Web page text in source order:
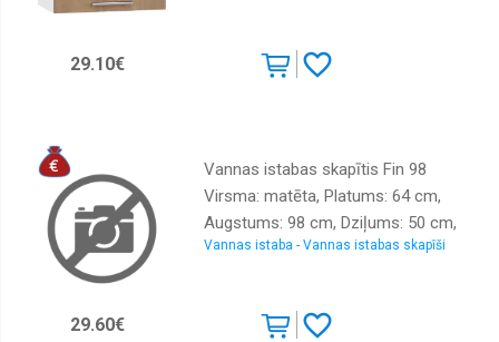
29.10€
Vannas istabas skapītis Fin 98
Virsma: matēta, Platums: 64 cm,
Augstums: 98 cm, Dziļums: 50 cm,
Materiāls: LKSP + finieris, Ar spoguli:
Vannas istaba - Vannas istabas skapīši
29.60€